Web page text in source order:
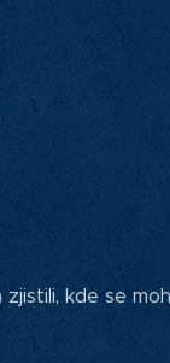
zjistili, kde se